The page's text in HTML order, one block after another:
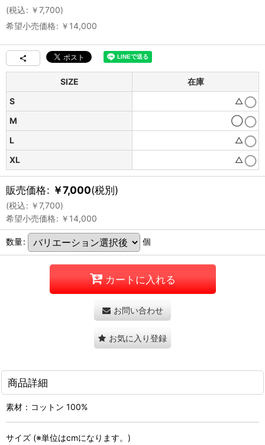
(税込: ￥7,700)
希望小売価格: ￥ 14,000
SIZE
在庫
S
△
M
◯
L
△
XL
△
販売価格: ￥7,000(税別)
(税込: ￥7,700)
希望小売価格: ￥ 14,000
数量: 個
カートに入れる
お問い合わせ
お気に入り登録
商品詳細
素材：コットン 100%
サイズ (※単位はcmになります。)